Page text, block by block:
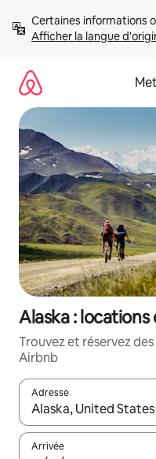
directement
Afficher la langue
Alaska :
Trouvez et réservez
Airbnb
Adresse
Lorsque les résultats
Arrivée